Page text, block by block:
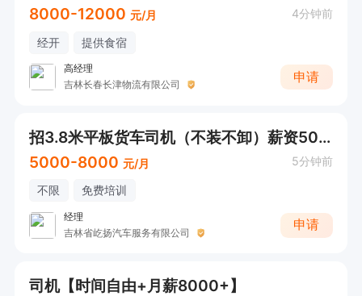
8000-12000 元/月 4分钟前
经开 提供食宿
高经理
吉林长春长津物流有限公司
申请
招3.8米平板货车司机（不装不卸）薪资5000--8000
5000-8000 元/月 5分钟前
不限 免费培训
经理
吉林省屹扬汽车服务有限公司
申请
司机【时间自由+月薪8000+】